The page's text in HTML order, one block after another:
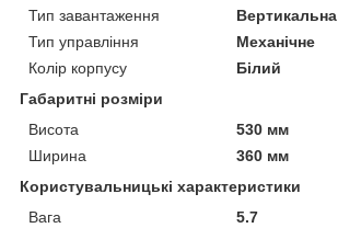
Тип завантаження
Вертикальна
Тип управління
Механічне
Колір корпусу
Білий
Габаритні розміри
Висота
530 мм
Ширина
360 мм
Користувальницькі характеристики
Вага
5.7